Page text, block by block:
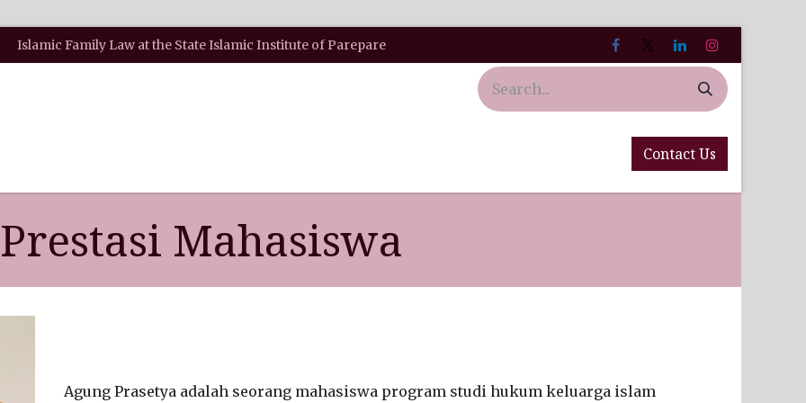
Islamic Family Law at the State Islamic Institute of Parepare
Contact Us
Prestasi Mahasiswa
Agung Prasetya adalah seorang mahasiswa program studi hukum keluarga islam